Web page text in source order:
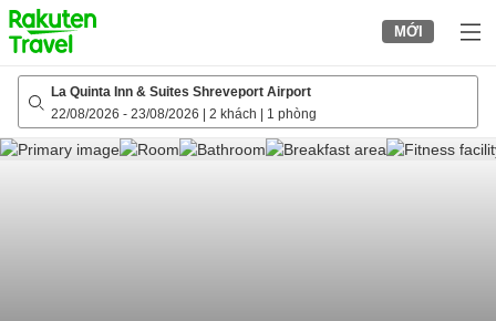
to
top
page
MỚI
La Quinta Inn & Suites Shreveport Airport
22/08/2026 - 23/08/2026 2 khách 1 phòng